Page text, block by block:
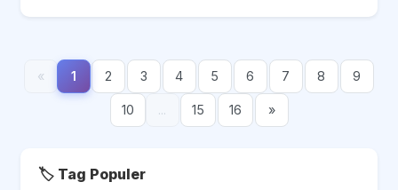
« 1 2 3 4 5 6 7 8 9
10 ... 15 16 »
🏷️ Tag Populer